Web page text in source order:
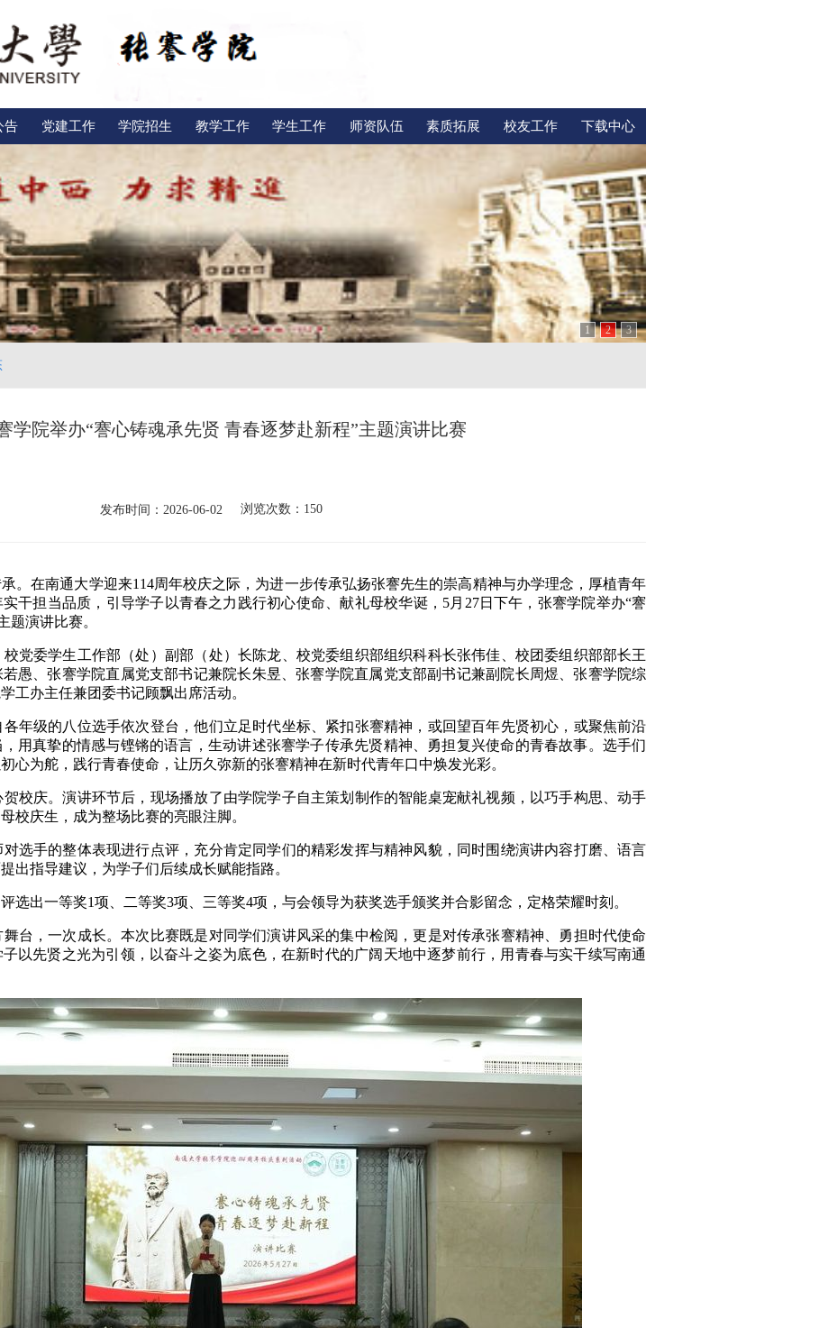
告 党建工作 学院招生 教学工作 学生工作 师资队伍 素质拓展 校友工作 下载中心
1 2 3
学院举办“謇心铸魂承先贤 青春逐梦赴新程”主题演讲比赛
发布时间：2026-06-02 浏览次数： 150
在南通大学迎来114周年校庆之际， 为进一步传承弘扬张謇先生的崇高精神与办学理念 ，厚植青年
干担当品质，引导学子以青春之力践行初心使命、献礼母校华诞，5月27日下午，张謇学院举办“謇
题演讲比赛。
委学生工作部（处）副部（处）长陈龙、校党委组织部组织科科长张伟佳、校团委组织部部长王
愚、张謇学院直属党支部书记兼院长朱昱、张謇学院直属党支部副书记兼副院长周煜、张謇学院综
工办主任兼团委书记顾飘出席活动。
级的八位选手依次登台，他们立足时代坐标、紧扣张謇精神，或回望百年先贤初心，或聚焦前沿
用真挚的情感与铿锵的语言，生动讲述张謇学子传承先贤精神、勇担复兴使命的青春故事。选手们
心为舵，践行青春使命，让历久弥新的张謇精神在新时代青年口中焕发光彩。
庆。演讲环节后，现场播放了由学院学子自主策划制作的智能桌宠献礼视频，以巧手构思、动手
校庆生，成为整场比赛的亮眼注脚。
手的整体表现进行点评，充分肯定同学们的精彩发挥与精神风貌，同时围绕演讲内容打磨、语言
出指导建议，为学子们后续成长赋能指路。
出一等奖1项、二等奖3项、三等奖4项，与会领导为获奖选手颁奖并合影留念，定格荣耀时刻。
，一次成长。本次比赛既是对同学们演讲风采的集中检阅，更是对传承张謇精神、勇担时代使命
以先贤之光为引领，以奋斗之姿为底色，在新时代的广阔天地中逐梦前行，用青春与实干续写南通